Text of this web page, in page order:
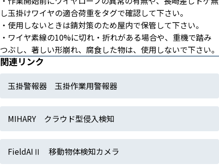
し玉掛けワイヤの適合荷重をタグで確認して下さい。
・使用しないときは錆対策のため屋内で保管して下さい。
・ワイヤ素線の10%に切れ・折れがある場合や、重機で踏み
つぶし、著しい形崩れ、腐食した物は、使用しないで下さい。
関連リンク
玉掛警報器 玉掛作業用警報器
MIHARY クラウド型侵入検知
FieldAIⅡ 移動物体検知カメラ